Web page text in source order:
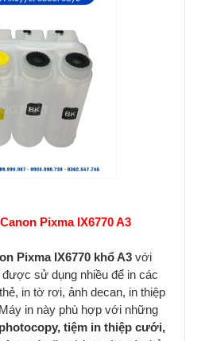
Pixma IX6770 A3
Pixma IX6770 khổ A3 với
sử dụng nhiều để in các
in tờ rơi, ảnh decan, in thiệp
in này phù hợp với những
tiệm in thiệp cưới,